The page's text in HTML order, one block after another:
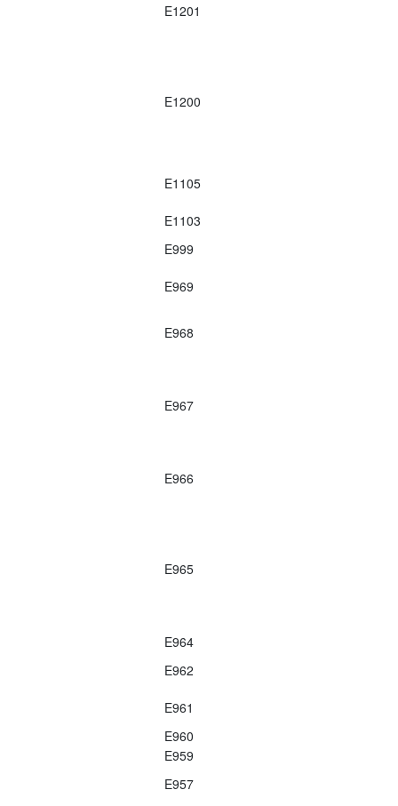
E1201
E1200
E1105
E1103
E999
E969
E968
E967
E966
E965
E964
E962
E961
E960
E959
E957